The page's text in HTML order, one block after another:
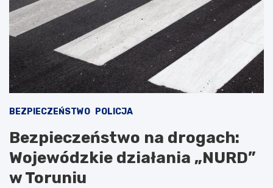
BEZPIECZEŃSTWO POLICJA
Bezpieczeństwo na drogach:
Wojewódzkie działania „NURD”
w Toruniu